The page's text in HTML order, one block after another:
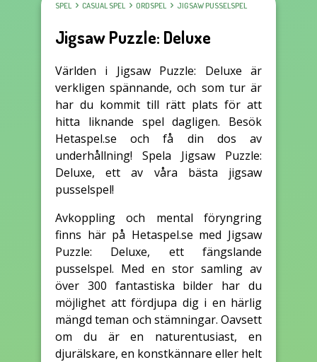
SPEL CASUAL SPEL ORDSPEL JIGSAW PUSSELSPEL
Jigsaw Puzzle: Deluxe
Världen i Jigsaw Puzzle: Deluxe är
verkligen spännande, och som tur är
har du kommit till rätt plats för att
hitta liknande spel dagligen. Besök
Hetaspel.se och få din dos av
underhållning! Spela Jigsaw Puzzle:
Deluxe, ett av våra bästa jigsaw
pusselspel!
Avkoppling och mental föryngring
finns här på Hetaspel.se med Jigsaw
Puzzle: Deluxe, ett fängslande
pusselspel. Med en stor samling av
över 300 fantastiska bilder har du
möjlighet att fördjupa dig i en härlig
mängd teman och stämningar. Oavsett
om du är en naturentusiast, en
djurälskare, en konstkännare eller helt